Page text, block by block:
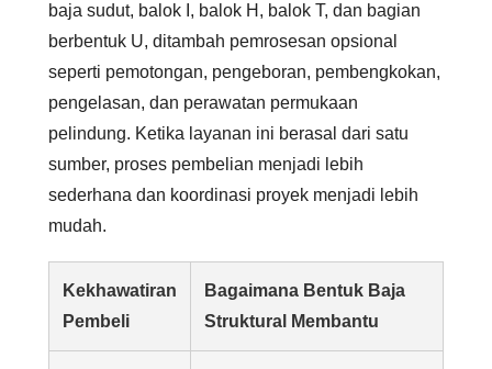
baja sudut, balok I, balok H, balok T, dan bagian
berbentuk U, ditambah pemrosesan opsional
seperti pemotongan, pengeboran, pembengkokan,
pengelasan, dan perawatan permukaan
pelindung. Ketika layanan ini berasal dari satu
sumber, proses pembelian menjadi lebih
sederhana dan koordinasi proyek menjadi lebih
mudah.
Kekhawatiran
Pembeli
Bagaimana Bentuk Baja
Struktural Membantu